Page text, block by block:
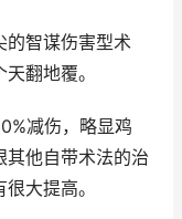
智谋伤害型术
翻地覆。
减伤，略显鸡
其他自带术法的治
大提高。